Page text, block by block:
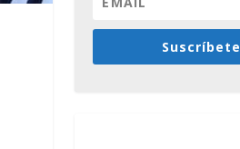
Suscríbete